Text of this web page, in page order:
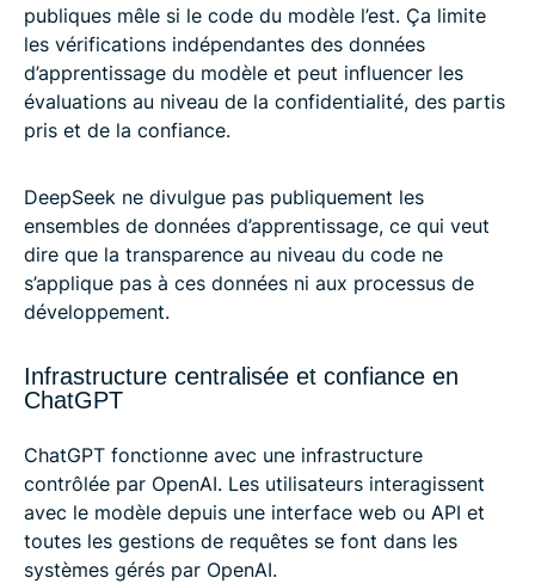
publiques mêle si le code du modèle l’est. Ça limite
les vérifications indépendantes des données
d’apprentissage du modèle et peut influencer les
évaluations au niveau de la confidentialité, des partis
pris et de la confiance.
DeepSeek ne divulgue pas publiquement les
ensembles de données d’apprentissage, ce qui veut
dire que la transparence au niveau du code ne
s’applique pas à ces données ni aux processus de
développement.
Infrastructure centralisée et confiance en
ChatGPT
ChatGPT fonctionne avec une infrastructure
contrôlée par OpenAI. Les utilisateurs interagissent
avec le modèle depuis une interface web ou API et
toutes les gestions de requêtes se font dans les
systèmes gérés par OpenAI.